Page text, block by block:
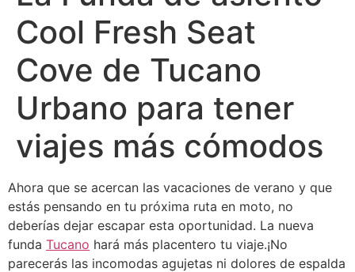
Cool Fresh Seat
Cove de Tucano
Urbano para tener
viajes más cómodos
Ahora que se acercan las vacaciones de verano y que
estás pensando en tu próxima ruta en moto, no
deberías dejar escapar esta oportunidad. La nueva
funda Tucano hará más placentero tu viaje.¡No
parecerás las incomodas agujetas ni dolores de espalda